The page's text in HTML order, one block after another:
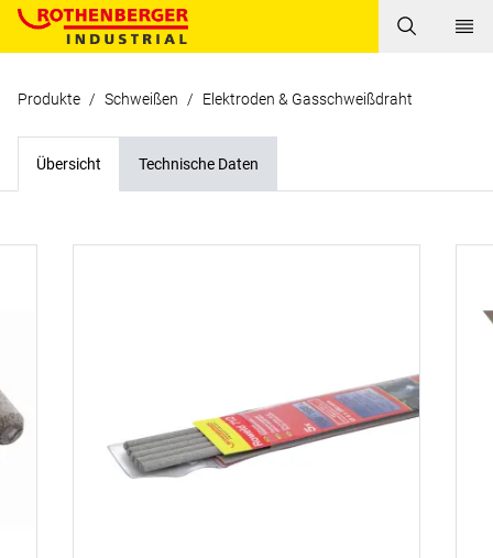
Produkte / Schweißen / Elektroden & Gasschweißdraht
Übersicht Technische Daten